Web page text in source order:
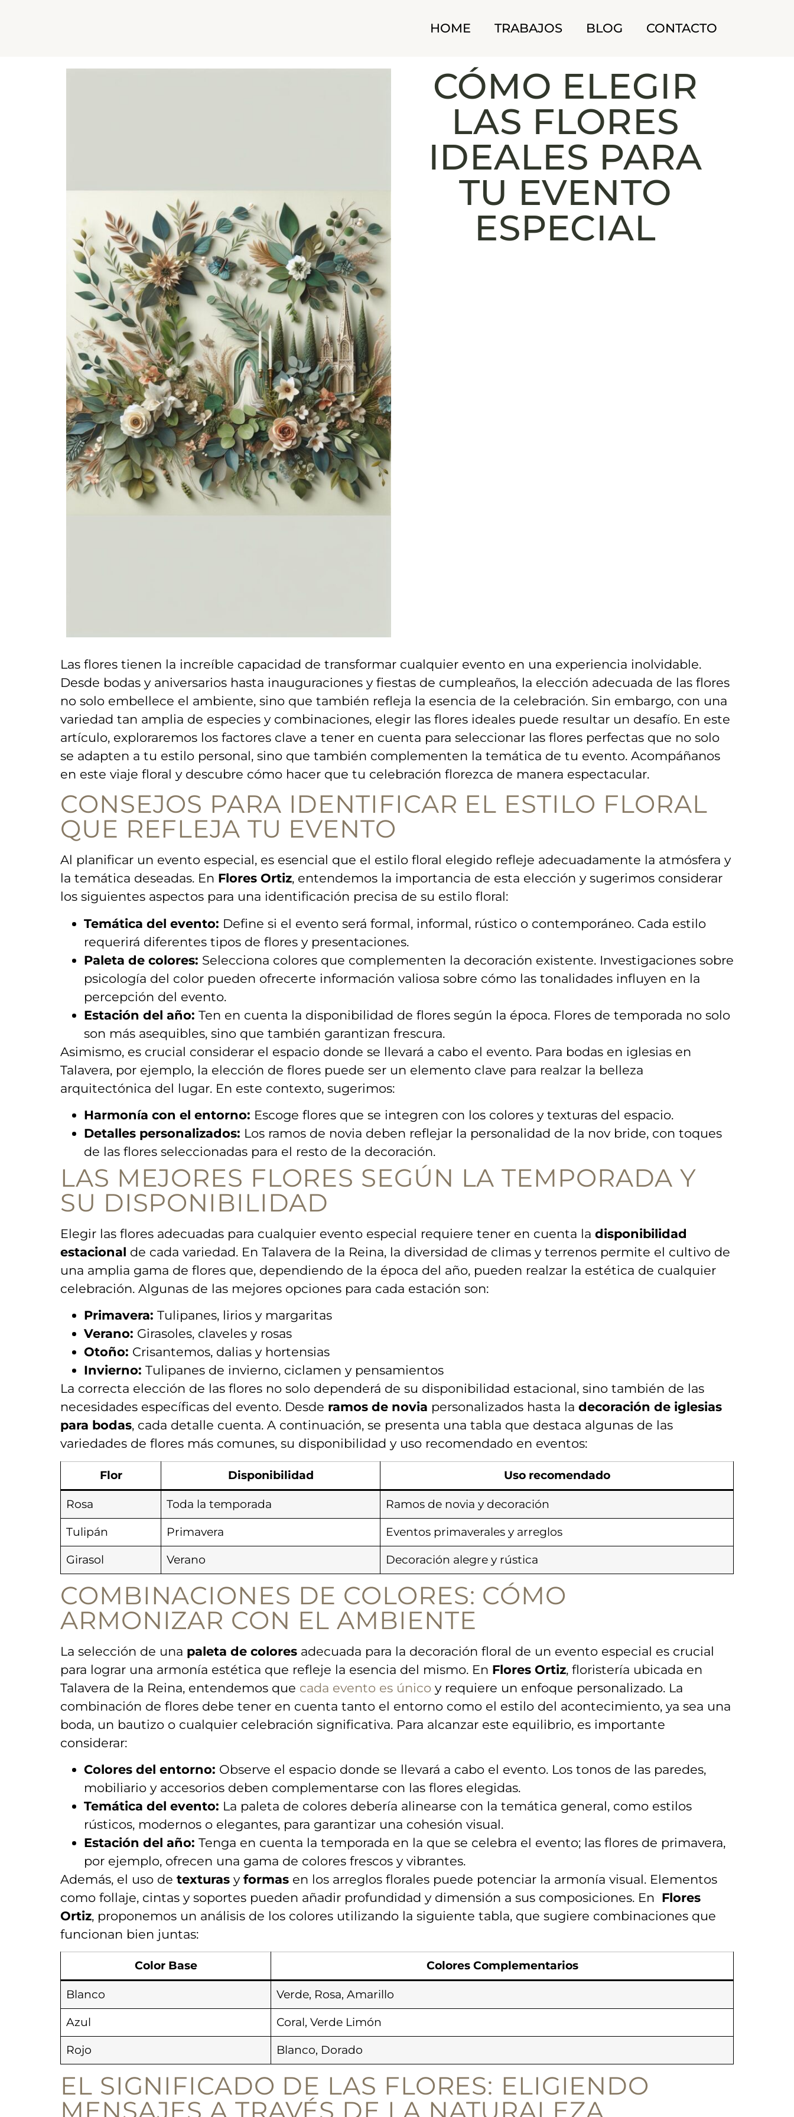
HOME TRABAJOS BLOG CONTACTO
CÓMO ELEGIR
LAS FLORES
IDEALES PARA
TU EVENTO
ESPECIAL
Las⁢ flores tienen la increíble‍ capacidad de transformar cualquier evento en ⁤una experiencia inolvidable.
Desde bodas y aniversarios​ hasta inauguraciones y fiestas ‌de cumpleaños, la elección adecuada ​de las flores
no solo embellece el ambiente, ‍sino que también refleja la esencia ⁤de la celebración. Sin embargo, con una
variedad tan amplia de especies y combinaciones, ⁢elegir las flores ideales puede resultar ‍un desafío. En este
⁣artículo, ‌exploraremos los factores⁣ clave a ⁢tener en ‍cuenta para seleccionar las flores⁢ perfectas que no solo
se adapten‌ a ‍tu estilo⁢ personal, sino que también complementen la temática de tu evento. Acompáñanos
‍en este viaje floral y⁤ descubre cómo⁢ hacer que tu celebración florezca ‌de manera espectacular.
CONSEJOS PARA IDENTIFICAR EL‌ ESTILO⁤ FLORAL
QUE REFLEJA TU EVENTO
Al planificar un evento ⁣especial, es ‌esencial que el estilo ⁤floral elegido refleje adecuadamente la ‍atmósfera y​
la temática deseadas. En Flores Ortiz, entendemos⁤ la importancia de esta ‌elección y sugerimos considerar
los siguientes aspectos para una identificación precisa de su estilo floral:
Temática del evento: Define ‍si el evento será formal, informal, rústico‍ o contemporáneo. Cada estilo
requerirá diferentes tipos de flores​ y presentaciones.
Paleta de ‍colores: Selecciona colores que ‍complementen la decoración existente. Investigaciones sobre
psicología ‌del color pueden ofrecerte información valiosa sobre cómo⁢ las tonalidades influyen en ‍la
percepción ‍del evento.
Estación‍ del año: Ten en cuenta la disponibilidad de flores según la ‌época. Flores de temporada no ⁤solo
son más asequibles, sino que‍ también⁤ garantizan frescura.
Asimismo, es⁣ crucial considerar el espacio donde se llevará ⁣a ‍cabo‌ el evento. Para bodas en ‍iglesias en
Talavera, por ejemplo, la elección de flores puede ⁤ser un elemento ‌clave para‍ realzar ‌la belleza
arquitectónica del⁢ lugar.​ En este contexto, sugerimos:
Harmonía con el entorno: Escoge flores que se integren con los colores y texturas⁣ del espacio.
Detalles personalizados: ⁣Los ramos de ‌novia deben reflejar la personalidad de ⁣la nov bride, con toques
de las flores seleccionadas para el resto de la decoración.
LAS‌ MEJORES FLORES SEGÚN LA TEMPORADA Y
SU DISPONIBILIDAD
Elegir las flores‌ adecuadas para cualquier ‍evento ​especial requiere tener en cuenta la disponibilidad
estacional de cada variedad. En Talavera‍ de la Reina, la diversidad de climas y terrenos permite el cultivo de
una amplia ‍gama de flores que, dependiendo de la época del año, ‌pueden realzar la estética de cualquier
celebración.‌ Algunas de las mejores opciones⁢ para cada estación son:
Primavera: Tulipanes, lirios y margaritas
Verano: Girasoles,​ claveles y rosas
Otoño: Crisantemos,​ dalias y hortensias
Invierno: Tulipanes de invierno, ​ciclamen y pensamientos
La correcta elección de las flores no solo dependerá de su disponibilidad estacional, sino también ⁣de las
necesidades específicas‌ del evento. Desde ramos de novia personalizados hasta la decoración de​ iglesias
para bodas, ‍cada detalle cuenta. A continuación, ⁣se presenta una tabla que destaca algunas ​de⁢ las
variedades de flores más comunes,⁢ su disponibilidad y uso recomendado en eventos:
Flor Disponibilidad Uso ‍recomendado
Rosa Toda la temporada Ramos ​de novia y‌ decoración
Tulipán Primavera Eventos primaverales y ​arreglos
Girasol Verano Decoración⁣ alegre y rústica
COMBINACIONES DE COLORES: CÓMO
ARMONIZAR CON EL AMBIENTE
La ⁤selección de una​ paleta de colores adecuada para la ⁤decoración floral ⁤de ‌un evento especial es crucial
para lograr‍ una ⁣armonía estética que ⁣refleje la esencia del mismo. En Flores Ortiz, floristería ubicada en
Talavera⁤ de la Reina, entendemos que cada evento es único y requiere un enfoque personalizado. La
⁣combinación de flores debe⁤ tener ‍en cuenta tanto ⁢el entorno como el estilo del acontecimiento, ya sea ⁤una
boda, un ‌bautizo ⁣o cualquier celebración significativa. Para alcanzar este‍ equilibrio, es importante
considerar:
Colores del entorno: Observe el espacio donde se‌ llevará a cabo el⁢ evento. Los tonos de‍ las paredes,
mobiliario y accesorios deben complementarse con las flores elegidas.
Temática del evento: La paleta de colores⁢ debería alinearse con la‌ temática general, como estilos
rústicos, modernos​ o elegantes, para garantizar una cohesión visual.
Estación⁣ del año: Tenga en ⁤cuenta la temporada en‍ la que se celebra el evento; las‌ flores de ⁢primavera,​
por ejemplo, ofrecen una gama de colores⁣ frescos y vibrantes.
Además, ‍el⁣ uso de texturas ‌y formas en los arreglos ‌florales puede potenciar la ​armonía​ visual. Elementos
‍como follaje, cintas y soportes​ pueden añadir profundidad y dimensión a sus composiciones. En ​ Flores
Ortiz,⁣ proponemos un análisis de los colores utilizando la siguiente tabla,‌ que sugiere combinaciones que
funcionan bien juntas:
Color Base Colores Complementarios
Blanco Verde, Rosa, Amarillo
Azul Coral, Verde Limón
Rojo Blanco, Dorado
EL SIGNIFICADO DE LAS FLORES:⁤ ELIGIENDO⁣
MENSAJES A TRAVÉS DE LA NATURALEZA